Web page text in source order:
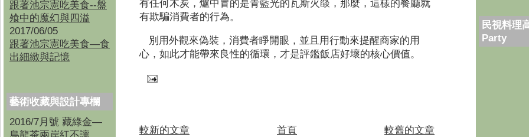
跟著池宗憲吃美食--盤
飧中的魔幻與四溢
2017/06/05
跟著池宗憲吃美食—食
出細緻與記憶
藝術收藏與設計專欄
2016/7月號 藏綠金—
有任何木炭，爐中冒的是青藍光的瓦斯火燄，那麼，這樣的餐廳就
有欺騙消費者的行為。
別用外觀來偽裝，消費者睜開眼，並且用行動來提醒商家的用
心，如此才能帶來良性的循環，才是評鑑飯店好壞的核心價值。
較新的文章 較舊的文章
首頁
民視料理
Party